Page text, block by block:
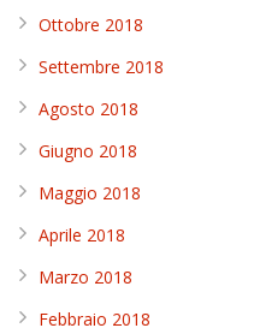
Ottobre 2018
Settembre 2018
Agosto 2018
Giugno 2018
Maggio 2018
Aprile 2018
Marzo 2018
Febbraio 2018